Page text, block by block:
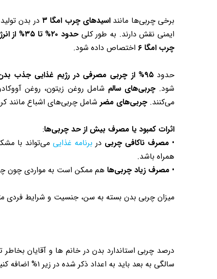
برخی چربی‌ها ماننداسیدهای چرب امگا ۳ در بدن
ایمنی نقش دارند. به طور کلی حدود ۲۰% تا ۳۵% از انرژی دریافتی
چرب امگا ۶
اختصاص داده شود.
حدود ۹۵% از چربی مصرفی در رژیم غذایی جذب بدن می‌شود
شود.چربی‌های سالم شامل روغن زیتون، روغن
می‌کنند. چربی‌های مضر شامل چربی‌های اشباع مانند
اثرات کمبود یا مصرف بیش از حد چربی‌ها:
• مصرف ناکافی چربی در برنامه غذایی می‌تواند با
همراه باشد.
• مصرف زیاد چربی‌ها هم ممکن است به مواردی چون چاقی، دیابت نوع ۲، بیماری‌های قلبی
میزان چربی بدن بسته به سن، جنسیت و شرایط فردی
سالگی به بعد باید به اعداد ذکر شده در زیر ۱% اضافه کنید.